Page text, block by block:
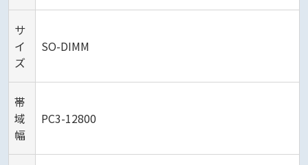
サ
イ
ズ
SO-DIMM
帯
域
幅
PC3-12800